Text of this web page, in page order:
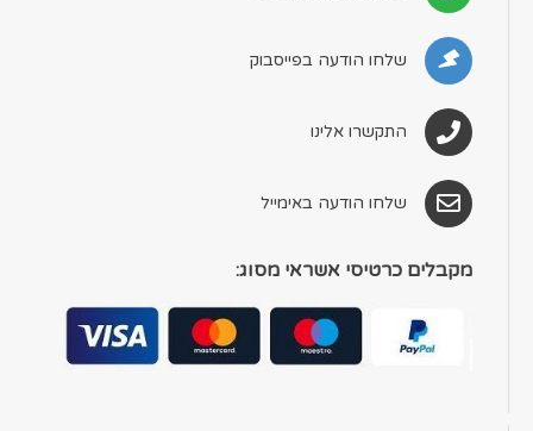
שלחו הודעה בפייסבוק
התקשרו אלינו
שלחו הודעה באימייל
מקבלים כרטיסי אשראי מסוג: